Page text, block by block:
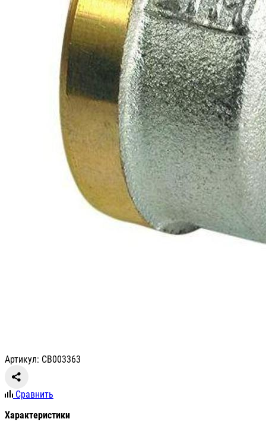
Артикул: СВ003363
Сравнить
Характеристики